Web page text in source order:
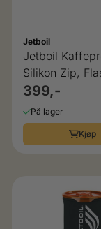
Jetboil
Jetboil
Silikon Zip,
Micromo
399,-
På lager
Kjøp